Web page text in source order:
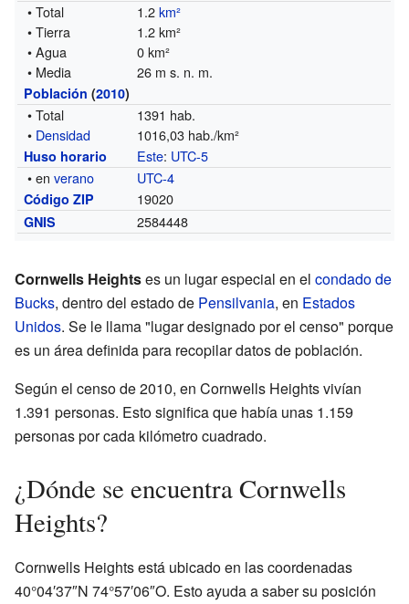
• Total 1.2km²
• Tierra
1.2 km²
• Agua
0 km²
• Media
26 m s. n. m.
Población (2010)
• Total
1391 hab.
• Densidad 1016,03 hab./km²
Huso horario Este: UTC-5
• enverano UTC-4
Código ZIP 19020
GNIS 2584448
Cornwells Heightses un lugar especial en el condado de
Bucks, dentro del estado de Pensilvania, en Estados
Unidos. Se le llama "lugar designado por el censo" porque
es un área definida para recopilar datos de población.
Según el censo de 2010, en Cornwells Heights vivían
1.391 personas. Esto significa que había unas 1.159
personas por cada kilómetro cuadrado.
¿Dónde se encuentra Cornwells
Heights?
Cornwells Heights está ubicado en las coordenadas
40°04′37″N 74°57′06″O. Esto ayuda a saber su posición